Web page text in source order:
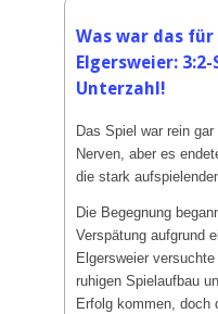
Derby
Was war das
Elgersweier:
Unterzahl!
Das Spiel war rein
Nerven, aber es
die stark
Die Begegnung
Verspätung aufgrund
Elgersweier
ruhigen Spielaufbau
Erfolg kommen, doch